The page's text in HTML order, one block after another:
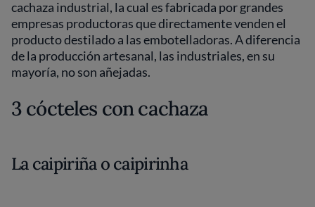
cachaza industrial, la cual es fabricada por grandes
empresas productoras que directamente venden el
producto destilado a las embotelladoras. A diferencia
de la producción artesanal, las industriales, en su
mayoría, no son añejadas.
3 cócteles con cachaza
La caipiriña o caipirinha